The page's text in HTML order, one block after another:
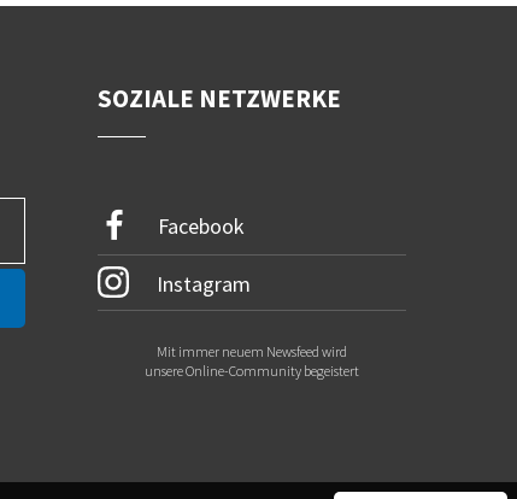
SOZIALE NETZWERKE
Facebook
Instagram
Mit immer neuem Newsfeed wird
unsere Online-Community begeistert